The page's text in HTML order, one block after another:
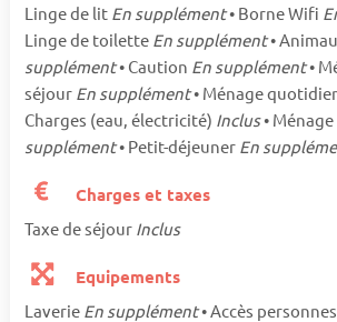
Linge de lit En supplément• Borne Wifi
Linge de toilette En supplément•
supplément• Caution En supplément•
séjour En supplément• Ménage
Charges (eau, électricité) Inclus•
supplément• Petit-déjeuner En
Charges et taxes
Taxe de séjour Inclus
Equipements
Laverie En supplément• Accès